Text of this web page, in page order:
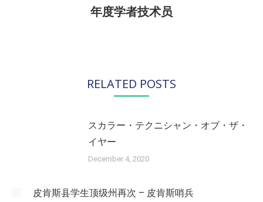
文
未
年度学者技术员
RELATED POSTS
スカラー・テクニシャン・オブ・ザ・
イヤー
December 4, 2020
皮肯斯县学生顶级州再次 – 皮肯斯哨兵